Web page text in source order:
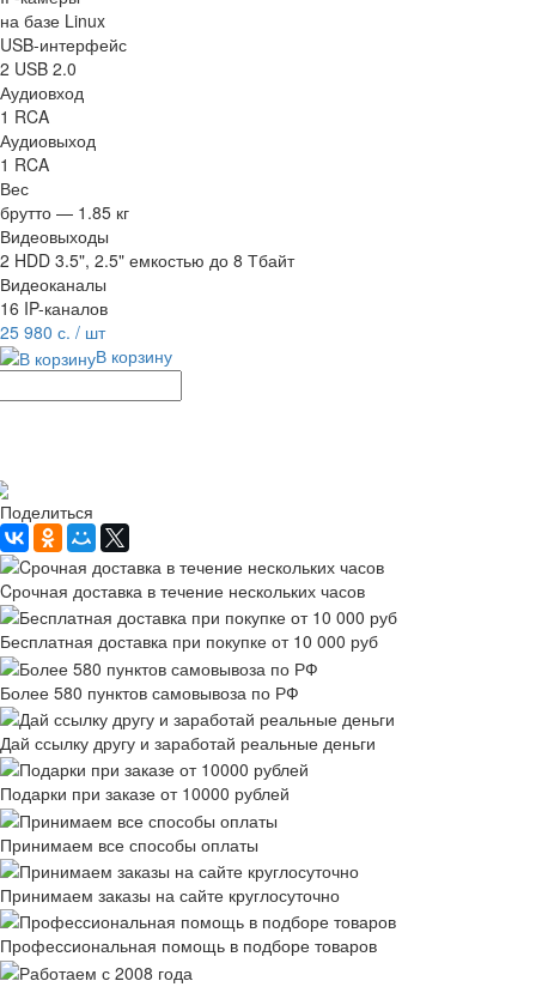
на базе Linux
USB-интерфейс
2 USB 2.0
Аудиовход
1 RCA
Аудиовыход
1 RCA
Вес
брутто — 1.85 кг
Видеовыходы
2 HDD 3.5", 2.5" емкостью до 8 Тбайт
Видеоканалы
16 IP-каналов
25 980 с. / шт
В корзину
Поделиться
Cрочная доставка в течение нескольких часов
Бесплатная доставка при покупке от 10 000 руб
Более 580 пунктов самовывоза по РФ
Дай ссылку другу и заработай реальные деньги
Подарки при заказе от 10000 рублей
Принимаем все способы оплаты
Принимаем заказы на сайте круглосуточно
Профессиональная помощь в подборе товаров